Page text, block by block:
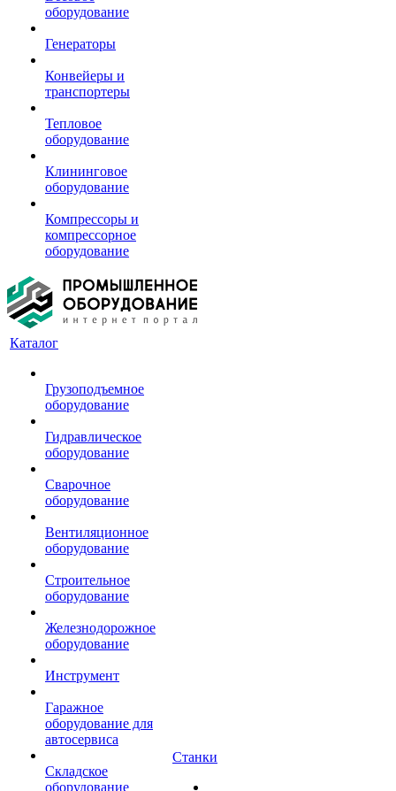
оборудование
Генераторы
Конвейеры и
транспортеры
Тепловое
оборудование
Клининговое
оборудование
Компрессоры и
компрессорное
оборудование
Каталог
Грузоподъемное
оборудование
Гидравлическое
оборудование
Сварочное
оборудование
Вентиляционное
оборудование
Строительное
оборудование
Железнодорожное
оборудование
Инструмент
Гаражное
оборудование для
автосервиса
Складское
оборудование
Станки